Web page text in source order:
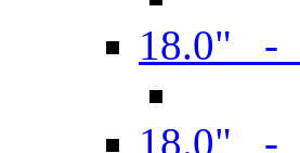
18.0" -
18.0" -